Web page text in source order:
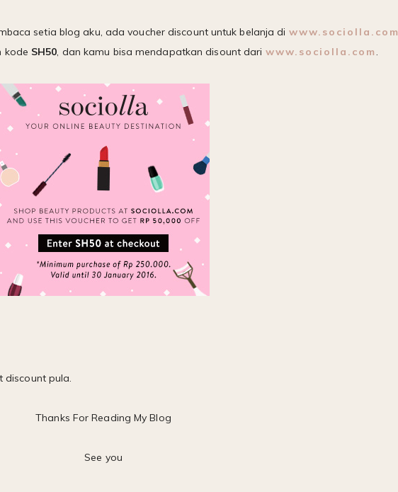
setia blog aku, ada voucher discount untuk belanja di www.sociolla.com
kode SH50, dan kamu bisa mendapatkan disount dari www.sociolla.com.
discount pula.
Thanks For Reading My Blog
See you